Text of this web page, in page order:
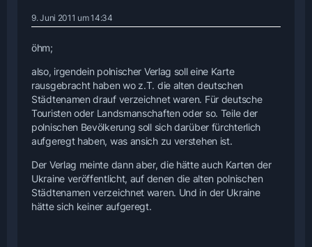
9. Juni 2011 um 14:34
öhm;
also, irgendein polnischer Verlag soll eine Karte
rausgebracht haben wo z.T. die alten deutschen
Städtenamen drauf verzeichnet waren. Für deutsche
Touristen oder Landsmanschaften oder so. Teile der
polnischen Bevölkerung soll sich darüber fürchterlich
aufgeregt haben, was ansich zu verstehen ist.
Der Verlag meinte dann aber, die hätte auch Karten der
Ukraine veröffentlicht, auf denen die alten polnischen
Städtenamen verzeichnet waren. Und in der Ukraine
hätte sich keiner aufgeregt.